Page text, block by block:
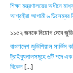
শিক্ষা মন্ত্রণালয়ের অধীনে
আগ্রহীরা আগামী ৬ ডিসেম্বর
১১৫২ জনকে নিয়োগ দেবে
বাংলাদেশ জুডিশিয়াল
ট্রাইব্যুনালসমূহে ৬টি পদে
বিকেল[...]